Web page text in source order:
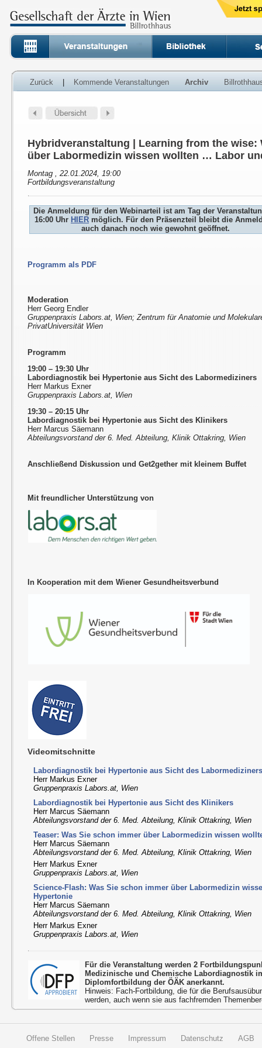
Zurück Kommende Veranstaltungen Archiv
Hybridveranstaltung | Learning from the wise:
über Labormedizin wissen wollten … Labor
Montag , 22.01.2024, 19:00
Fortbildungsveranstaltung
Die Anmeldung für den Webinarteil ist am Tag der
16:00 Uhr HIER möglich. Für den Präsenzteil bleibt die
auch danach noch wie gewohnt geöffnet.
Programm als PDF
Moderation
Herr Georg Endler
Gruppenpraxis Labors.at, Wien; Zentrum für Anatomie und
PrivatUniversität Wien
Programm
19:00 – 19:30 Uhr
Labordiagnostik bei Hypertonie aus Sicht des Labormediziners
Herr Markus Exner
Gruppenpraxis Labors.at, Wien
19:30 – 20:15 Uhr
Labordiagnostik bei Hypertonie aus Sicht des Klinikers
Herr Marcus Säemann
Abteilungsvorstand der 6. Med. Abteilung, Klinik Ottakring, Wien
Anschließend Diskussion und Get2gether mit kleinem Buffet
Mit freundlicher Unterstützung von
In Kooperation mit dem Wiener Gesundheitsverbund
Videomitschnitte
Labordiagnostik bei Hypertonie aus Sicht des
Herr Markus Exner
Gruppenpraxis Labors.at, Wien
Labordiagnostik bei Hypertonie aus Sicht des Klinikers
Herr Marcus Säemann
Abteilungsvorstand der 6. Med. Abteilung, Klinik Ottakring, Wien
Teaser: Was Sie schon immer über Labormedizin wissen
Herr Marcus Säemann
Abteilungsvorstand der 6. Med. Abteilung, Klinik Ottakring, Wien
Herr Markus Exner
Gruppenpraxis Labors.at, Wien
Science-Flash: Was Sie schon immer über Labormedizin
Hypertonie
Herr Marcus Säemann
Abteilungsvorstand der 6. Med. Abteilung, Klinik Ottakring, Wien
Herr Markus Exner
Gruppenpraxis Labors.at, Wien
Für die Veranstaltung werden 2
Medizinische und Chemische Labordiagnostik
Diplomfortbildung der ÖÄK anerkannt.
Hinweis: Fach-Fortbildung, die für die
werden, auch wenn sie aus fachfremden
Offene Stellen Presse Impressum Datenschutz AGB